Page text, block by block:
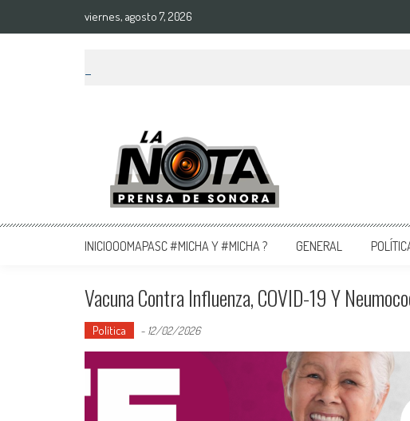
viernes, agosto 7, 2026
La Nota Prensa De Sonora
Noticias del día
INICIOOOMAPASC #MICHA Y #MICHA ? GENERAL
Vacuna Contra Influenza, COVID-19 Y
Política - 12/02/2026